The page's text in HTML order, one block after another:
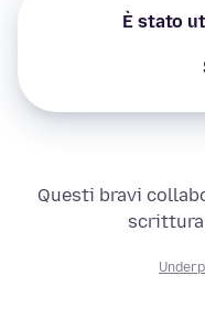
È stato
Questi bravi